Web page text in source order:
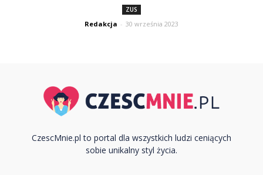
ZUS
Redakcja - 30 września 2023
CzescMnie.pl to portal dla wszystkich ludzi ceniących
sobie unikalny styl życia.